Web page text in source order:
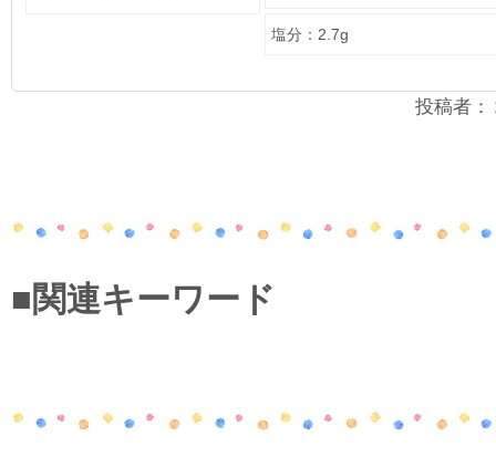
塩分：2.7g
投稿者
■関連キーワード